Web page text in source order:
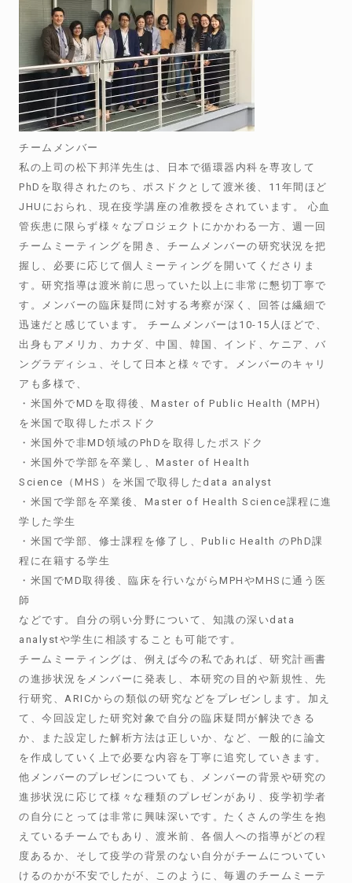
チームメンバー
私の上司の松下邦洋先生は、日本で循環器内科を専攻して
PhDを取得されたのち、ポスドクとして渡米後、11年間ほど
JHUにおられ、現在疫学講座の准教授をされています。 心血
管疾患に限らず様々なプロジェクトにかかわる一方、週一回
チームミーティングを開き、チームメンバーの研究状況を把
握し、必要に応じて個人ミーティングを開いてくださりま
す。研究指導は渡米前に思っていた以上に非常に懇切丁寧で
す。メンバーの臨床疑問に対する考察が深く、回答は繊細で
迅速だと感じています。 チームメンバーは10-15人ほどで、
出身もアメリカ、カナダ、中国、韓国、インド、ケニア、バ
ングラディシュ、そして日本と様々です。メンバーのキャリ
アも多様で、
・米国外でMDを取得後、Master of Public Health (MPH)
を米国で取得したポスドク
・米国外で非MD領域のPhDを取得したポスドク
・米国外で学部を卒業し、Master of Health
Science（MHS）を米国で取得したdata analyst
・米国で学部を卒業後、Master of Health Science課程に進
学した学生
・米国で学部、修士課程を修了し、Public Health のPhD課
程に在籍する学生
・米国でMD取得後、臨床を行いながらMPHやMHSに通う医
師
などです。自分の弱い分野について、知識の深いdata
analystや学生に相談することも可能です。
チームミーティングは、例えば今の私であれば、研究計画書
の進捗状況をメンバーに発表し、本研究の目的や新規性、先
行研究、ARICからの類似の研究などをプレゼンします。加え
て、今回設定した研究対象で自分の臨床疑問が解決できる
か、また設定した解析方法は正しいか、など、一般的に論文
を作成していく上で必要な内容を丁寧に追究していきます。
他メンバーのプレゼンについても、メンバーの背景や研究の
進捗状況に応じて様々な種類のプレゼンがあり、疫学初学者
の自分にとっては非常に興味深いです。たくさんの学生を抱
えているチームでもあり、渡米前、各個人への指導がどの程
度あるか、そして疫学の背景のない自分がチームについてい
けるのかが不安でしたが、このように、毎週のチームミーテ